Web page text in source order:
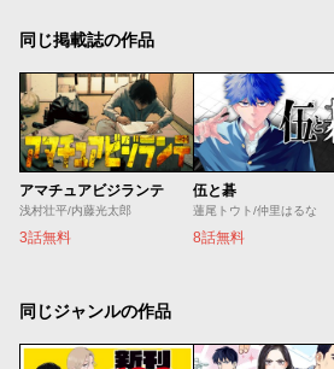
同じ掲載誌の作品
アマチュアビジランテ
浅村壮平/内藤光太郎
3話無料
伍と碁
蓮尾トウト/仲里はるな
8話無料
同じジャンルの作品